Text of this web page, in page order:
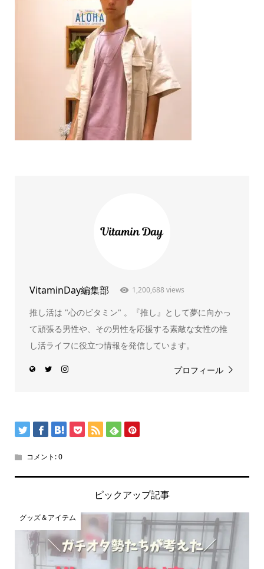
VitaminDay編集部 1,200,688 views
推し活は "心のビタミン" 。『推し』として夢に向かっ
て頑張る男性や、その男性を応援する素敵な女性の推
し活ライフに役立つ情報を発信しています。
プロフィール
コメント:0
ピックアップ記事
グッズ＆アイテム